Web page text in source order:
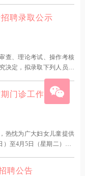
配合工作人员查验健康
聘录取公示
查、理论考试、操作考核
决定，拟录取下列人员。
滢胡文倩许 晶刘 曼周 汨
亚平陈四燕李荷萍 欢迎广
门诊工作安排
热忱为广大妇女儿童提供
至4月5日（星期二），4
示：微信扫描流调二维
聘公告